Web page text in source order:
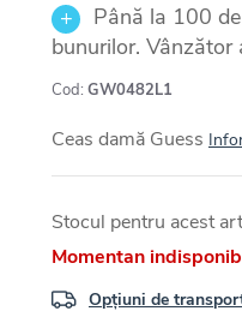
Până la 100
bunurilor. Vânzător
Cod: GW0482L1
Ceas damă Guess
Stocul pentru acest
Momentan
Opțiuni de